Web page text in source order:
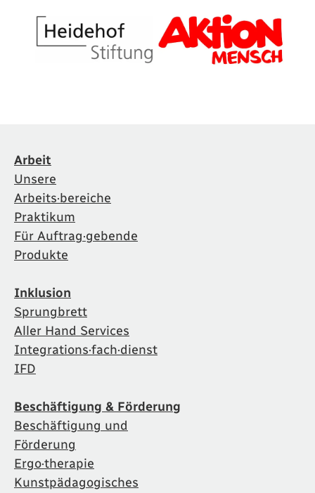
Arbeit
Unsere
Arbeits·bereiche
Praktikum
Für Auftrag·gebende
Produkte
Inklusion
Sprungbrett
Aller Hand Services
Integrations·fach·dienst
IFD
Beschäftigung & Förderung
Beschäftigung und
Förderung
Ergo·therapie
Kunstpädagogisches